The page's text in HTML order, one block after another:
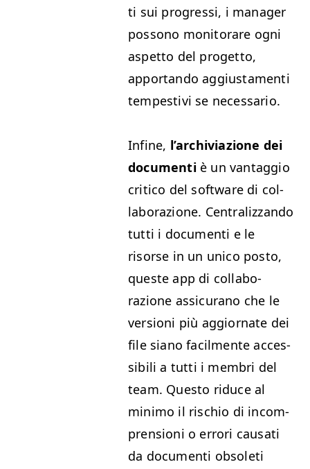
ti sui pro­gres­si, i man­ag­er
pos­sono mon­i­torare ogni
aspet­to del prog­et­to,
appor­tan­do aggius­ta­men­ti
tem­pes­tivi se necessario.
Infine, l’archivi­azione dei
doc­u­men­tiè un van­tag­gio
criti­co del soft­ware di col­
lab­o­razione. Cen­tral­iz­zan­do
tut­ti i doc­u­men­ti e le
risorse in un uni­co pos­to,
queste app di col­lab­o­
razione assi­cu­ra­no che le
ver­sioni più aggior­nate dei
file siano facil­mente acces­
si­bili a tut­ti i mem­bri del
team. Questo riduce al
min­i­mo il ris­chio di incom­
pren­sioni o errori causati
da doc­u­men­ti obso­leti